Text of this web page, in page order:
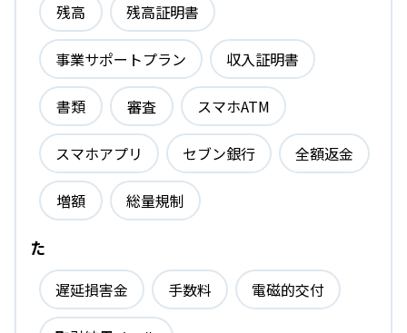
残高 残高証明書
事業サポートプラン 収入証明書
書類 審査 スマホATM
スマホアプリ セブン銀行 全額返金
増額 総量規制
た
遅延損害金 手数料 電磁的交付